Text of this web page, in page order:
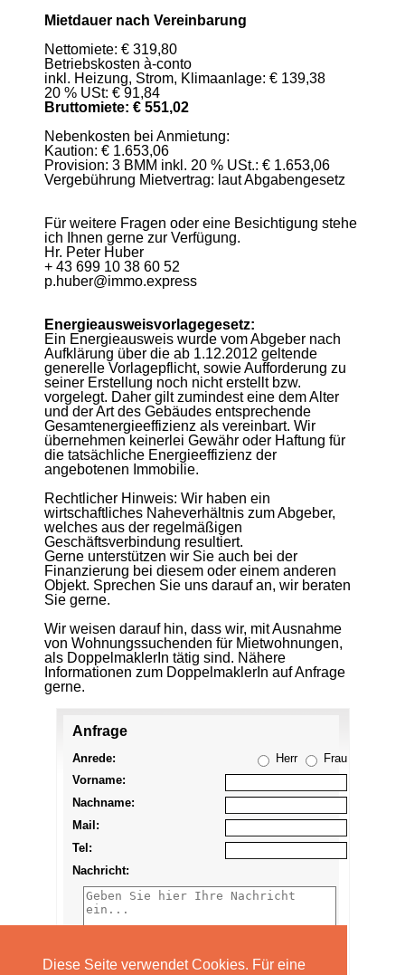
Diese Seite verwendet Cookies. Für eine
Mietdauer nach Vereinbarung
Nettomiete: € 319,80
Betriebskosten à-conto
inkl. Heizung, Strom, Klimaanlage: € 139,38
20 % USt: € 91,84
Bruttomiete: € 551,02
Nebenkosten bei Anmietung:
Kaution: € 1.653,06
Provision: 3 BMM inkl. 20 % USt.: € 1.653,06
Vergebührung Mietvertrag: laut Abgabengesetz
Für weitere Fragen oder eine Besichtigung stehe
ich Ihnen gerne zur Verfügung.
Hr. Peter Huber
+ 43 699 10 38 60 52
p.huber@immo.express
Energieausweisvorlagegesetz:
Ein Energieausweis wurde vom Abgeber nach
Aufklärung über die ab 1.12.2012 geltende
generelle Vorlagepflicht, sowie Aufforderung zu
seiner Erstellung noch nicht erstellt bzw.
vorgelegt. Daher gilt zumindest eine dem Alter
und der Art des Gebäudes entsprechende
Gesamtenergieeffizienz als vereinbart. Wir
übernehmen keinerlei Gewähr oder Haftung für
die tatsächliche Energieeffizienz der
angebotenen Immobilie.
Rechtlicher Hinweis: Wir haben ein
wirtschaftliches Naheverhältnis zum Abgeber,
welches aus der regelmäßigen
Geschäftsverbindung resultiert.
Gerne unterstützen wir Sie auch bei der
Finanzierung bei diesem oder einem anderen
Objekt. Sprechen Sie uns darauf an, wir beraten
Sie gerne.
Wir weisen darauf hin, dass wir, mit Ausnahme
von Wohnungssuchenden für Mietwohnungen,
als DoppelmaklerIn tätig sind. Nähere
Informationen zum DoppelmaklerIn auf Anfrage
gerne.
Anfrage
Anrede:
Herr
Frau
Vorname:
Nachname:
Mail:
Tel:
Nachricht: